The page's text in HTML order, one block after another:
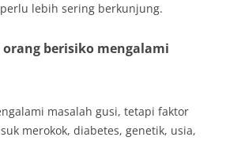
lebih sering berkunjung.
berisiko mengalami
masalah gusi, tetapi faktor
merokok, diabetes, genetik, usia,